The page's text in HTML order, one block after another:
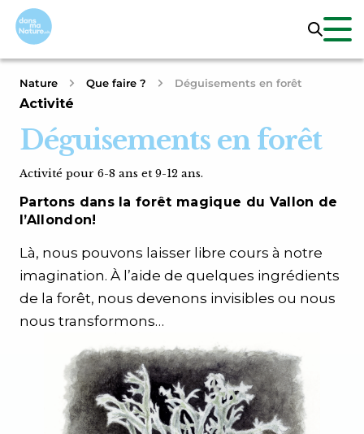
Nature Que faire ? Déguisements en forêt
Activité
Déguisements en forêt
Activité pour 6-8 ans et 9-12 ans.
Partons dans la forêt magique du Vallon de
l’Allondon!
Là, nous pouvons laisser libre cours à notre
imagination. À l’aide de quelques ingrédients
de la forêt, nous devenons invisibles ou nous
nous transformons…